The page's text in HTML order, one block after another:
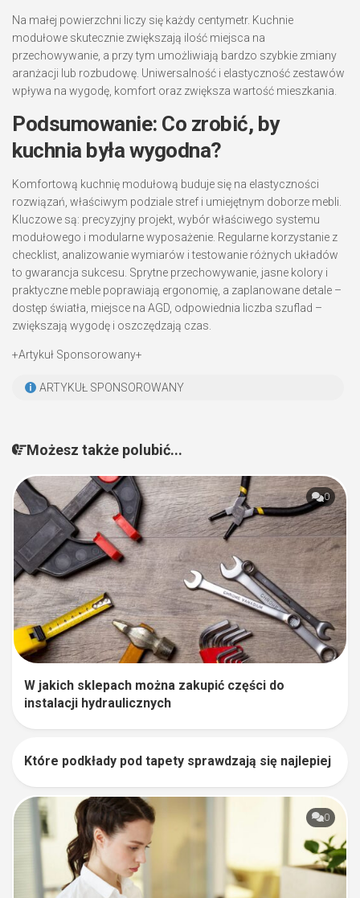
Na małej powierzchni liczy się każdy centymetr. Kuchnie
modułowe skutecznie zwiększają ilość miejsca na
przechowywanie, a przy tym umożliwiają bardzo szybkie zmiany
aranżacji lub rozbudowę. Uniwersalność i elastyczność zestawów
wpływa na wygodę, komfort oraz zwiększa wartość mieszkania.
Podsumowanie: Co zrobić, by
kuchnia była wygodna?
Komfortową kuchnię modułową buduje się na elastyczności
rozwiązań, właściwym podziale stref i umiejętnym doborze mebli.
Kluczowe są: precyzyjny projekt, wybór właściwego systemu
modułowego i modularne wyposażenie. Regularne korzystanie z
checklist, analizowanie wymiarów i testowanie różnych układów
to gwarancja sukcesu. Sprytne przechowywanie, jasne kolory i
praktyczne meble poprawiają ergonomię, a zaplanowane detale –
dostęp światła, miejsce na AGD, odpowiednia liczba szuflad –
zwiększają wygodę i oszczędzają czas.
+Artykuł Sponsorowany+
ARTYKUŁ SPONSOROWANY
Możesz także polubić...
0
W jakich sklepach można zakupić części do
instalacji hydraulicznych
0
Które podkłady pod tapety sprawdzają się najlepiej
0